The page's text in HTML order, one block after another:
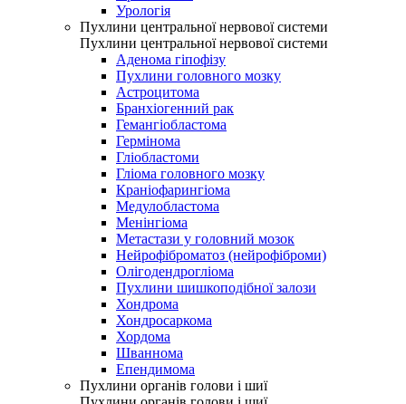
Урологія
Пухлини центральної нервової системи
Пухлини центральної нервової системи
Аденома гіпофізу
Пухлини головного мозку
Астроцитома
Бранхіогенний рак
Гемангіобластома
Гермінома
Гліобластоми
Гліома головного мозку
Краніофарингіома
Медулобластома
Менінгіома
Метастази у головний мозок
Нейрофіброматоз (нейрофіброми)
Олігодендрогліома
Пухлини шишкоподібної залози
Хондрома
Хондросаркома
Хордома
Шваннома
Епендимома
Пухлини органів голови і шиї